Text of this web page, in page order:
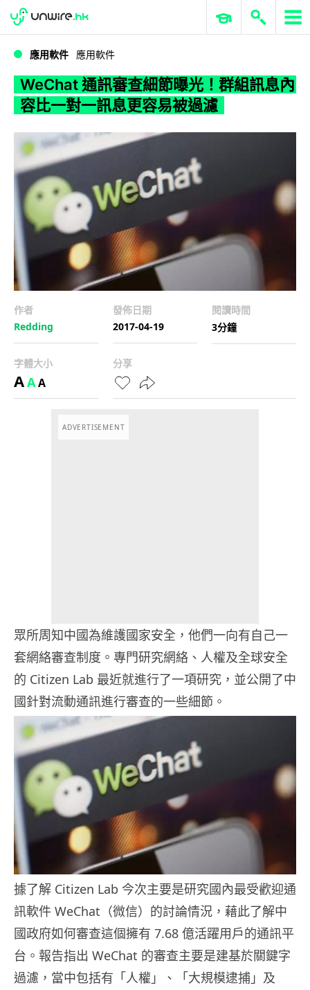
WWDC 2026 ERP 與商業 AI
應用軟件 應用軟件
WeChat 通訊審查細節曝光！群組訊息內
容比一對一訊息更容易被過濾
作者
Redding
發佈日期
2017-04-19
閱讀時間
3分鐘
字體大小
AAA
分享
ADVERTISEMENT
眾所周知中國為維護國家安全，他們一向有自己一
套網絡審查制度。專門研究網絡、人權及全球安全
的 Citizen Lab 最近就進行了一項研究，並公開了中
國針對流動通訊進行審查的一些細節。
據了解 Citizen Lab 今次主要是研究國內最受歡迎通
訊軟件 WeChat（微信）的討論情況，藉此了解中
國政府如何審查這個擁有 7.68 億活躍用戶的通訊平
台。報告指出 WeChat 的審查主要是建基於關鍵字
過濾，當中包括有「人權」、「大規模逮捕」及